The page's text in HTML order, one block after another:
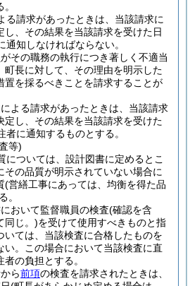
る請求があったときは、当該請求に
し、その結果を当該請求を受けた日
知しなければならない。
その職務の執行につき著しく不適当
町長に対して、その理由を明示した
置を採るべきことを請求することが
よる請求があったときは、当該請求
定し、その結果を当該請求を受けた
者に通知するものとする。
等)
については、設計図書に定めるとこ
その品質が明示されていない場合に
(営繕工事にあっては、均衡を得た品
。
おいて監督職員の検査(確認を含
同じ。)を受けて使用すべきものと指
いては、当該検査に合格したものを
。
この場合において当該検査に直
の負担とする。
ら前項の検査を請求されたときは、